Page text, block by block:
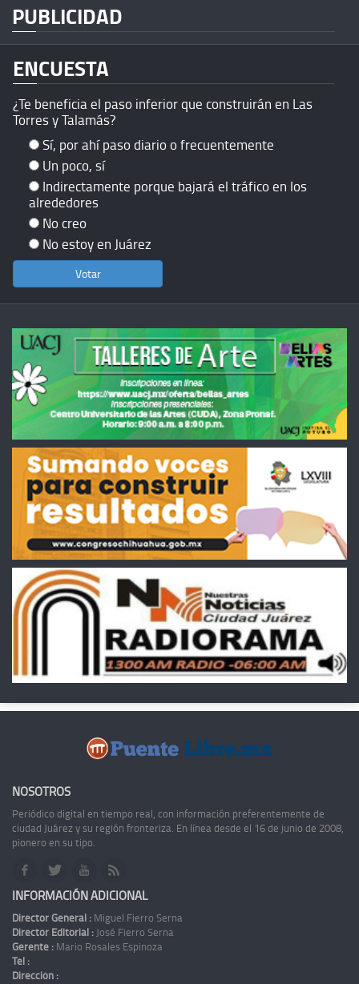
PUBLICIDAD
ENCUESTA
¿Te beneficia el paso inferior que construirán en Las
Torres y Talamás?
Sí, por ahí paso diario o frecuentemente
Un poco, sí
Indirectamente porque bajará el tráfico en los
alrededores
No creo
No estoy en Juárez
NOSOTROS
Periódico digital en tiempo real, con información preferentemente de
ciudad Juárez y su región fronteriza. En línea desde el 16 de junio de 2008,
pionero en su tipo.
INFORMACIÓN ADICIONAL
Director General : Miguel Fierro Serna
Director Editorial : José Fierro Serna
Gerente : Mario Rosales Espinoza
Tel :
Dirección :